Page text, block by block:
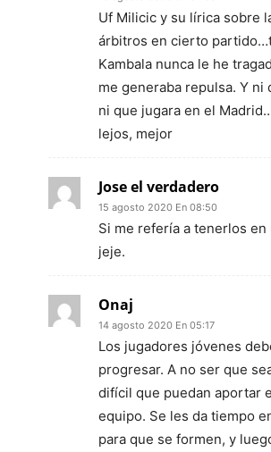
Uf Milicic y su lírica sobre
árbitros en cierto
Kambala nunca le he
me generaba repulsa. Y ni
ni que jugara en el
lejos, mejor
Jose el verdadero
15 agosto 2020 En 08:50
Si me refería a tenerlos
jeje.
Onaj
14 agosto 2020 En 05:17
Los jugadores jóvenes
progresar. A no ser que
difícil que puedan aportar
equipo. Se les da tiempo
para que se formen, y